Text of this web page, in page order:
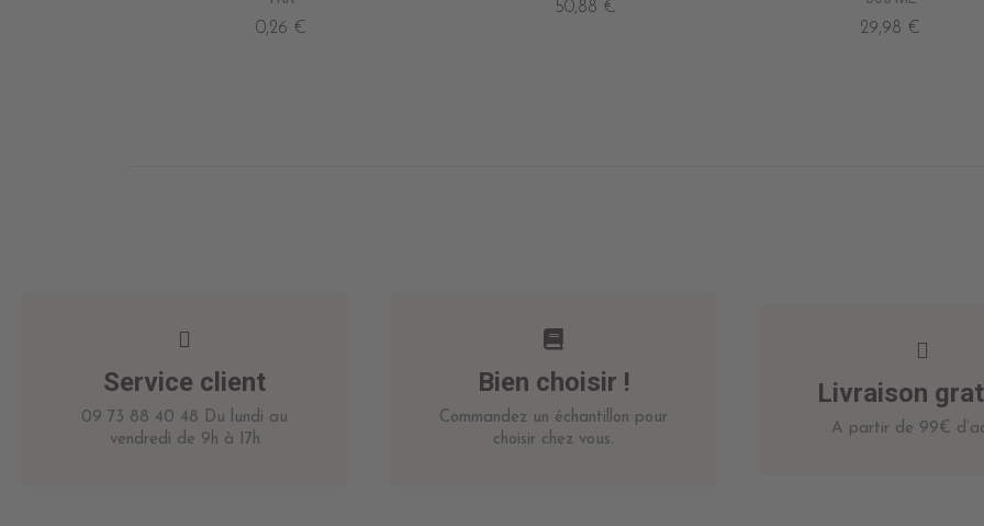
0,26 €
50,88 €
29,98 €
Service client
09 73 88 40 48 Du lundi au
vendredi de 9h à 17h
Bien choisir !
Commandez un échantillon pour
choisir chez vous.
Livraison
A partir de 99€